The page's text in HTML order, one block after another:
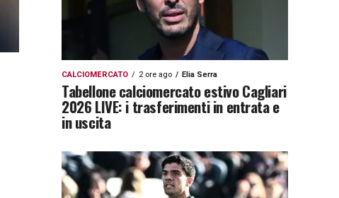
CALCIOMERCATO 2 ore ago Elia Serra
Tabellone calciomercato estivo Cagliari
2026 LIVE: i trasferimenti in entrata e
in uscita